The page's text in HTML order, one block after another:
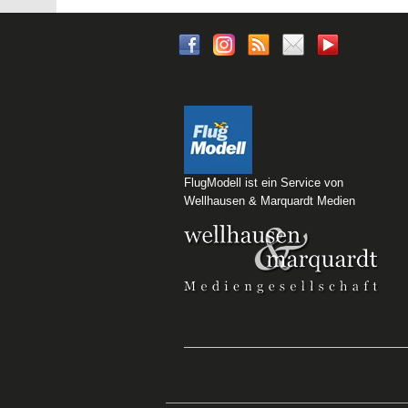
FlugModell ist ein Service von
Wellhausen & Marquardt Medien